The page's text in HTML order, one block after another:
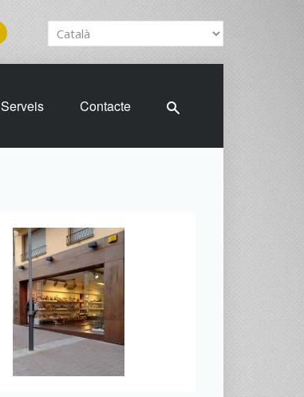
Serveis Contacte